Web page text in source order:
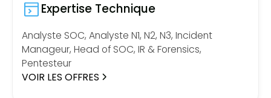
Expertise Technique
Analyste SOC, Analyste N1, N2, N3, Incident
Manageur, Head of SOC, IR & Forensics,
Pentesteur
VOIR LES OFFRES